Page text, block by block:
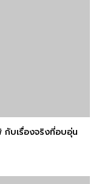
กับเรื่องจริงที่อบอุ่น